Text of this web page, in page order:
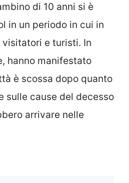
di 10 anni si è
in un periodo in cui in
e turisti. In
hanno manifestato
è scossa dopo quanto
sulle cause del decesso
arrivare nelle